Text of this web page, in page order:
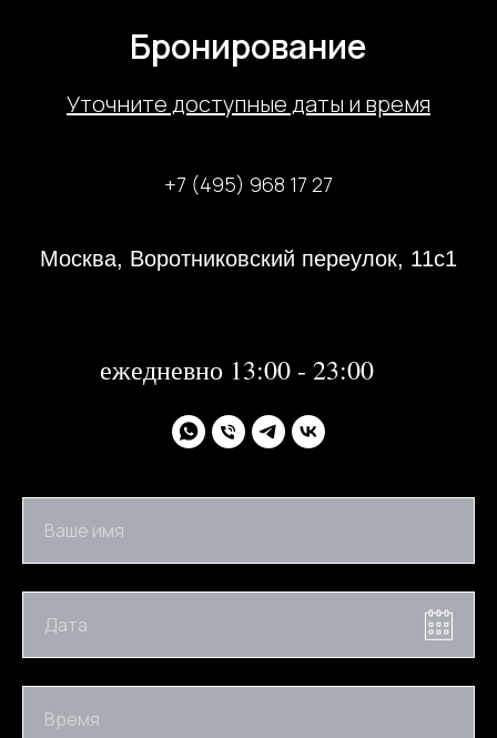
Бронирование
Уточните доступные даты и время
+7 (495) 968 17 27
Москва, Воротниковский переулок, 11с1
ежедневно 13:00 - 23:00
Ваше имя
Дата
Время